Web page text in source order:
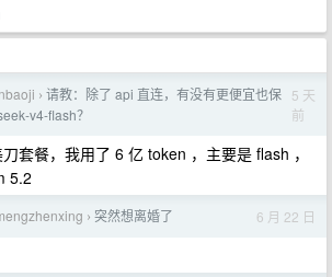
› 请教：除了 api 直连，有没有更便宜也保
v4-flash？
5 天
前
套餐，我用了 6 亿 token ，主要是 flash ，
5.2
› 突然想离婚了 6 月 22 日